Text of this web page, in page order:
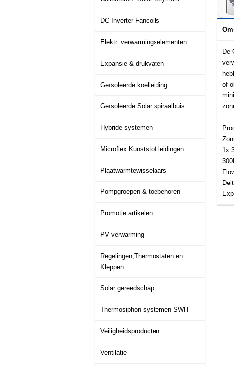
DC Inverter Fancoils
Elektr. verwarmingselementen
Expansie & drukvaten
Geïsoleerde koelleiding
Geïsoleerde Solar spiraalbuis
Hybride systemen
Microflex Kunststof leidingen
Plaatwarmtewisselaars
Pompgroepen & toebehoren
Promotie artikelen
PV verwarming
Regelingen,Thermostaten en
Kleppen
Solar gereedschap
Thermosiphon systemen SWH
Veiligheidsproducten
Ventilatie
De
of
1x